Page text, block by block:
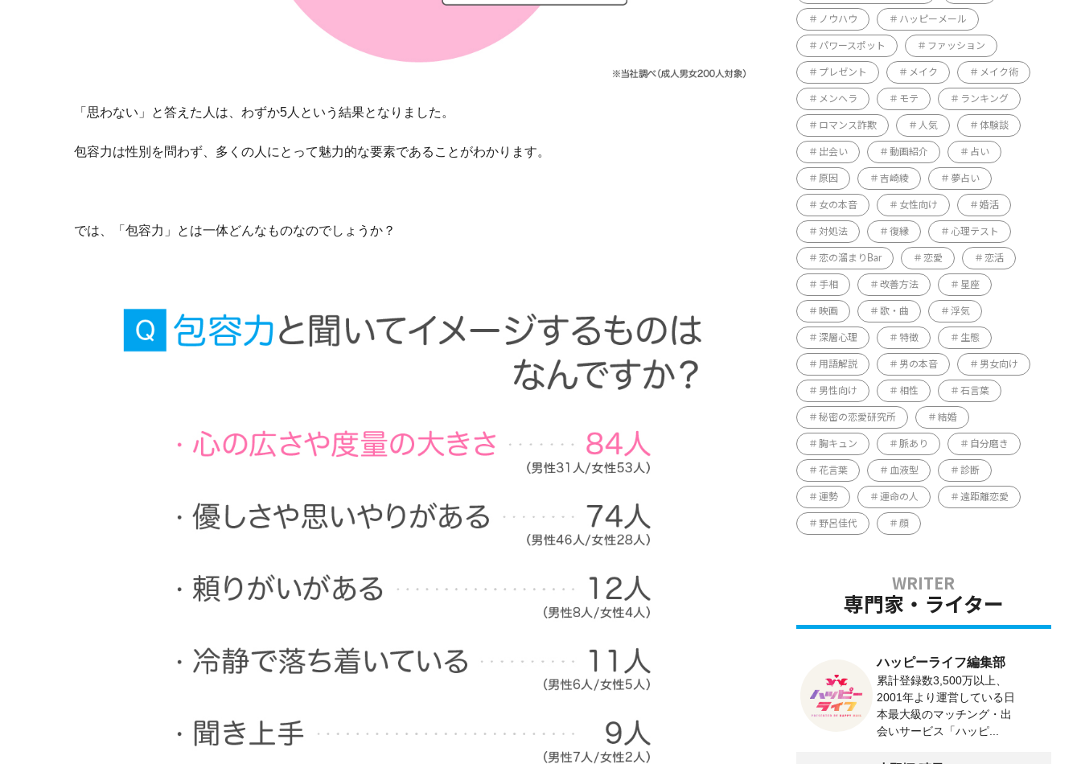
「思わない」と答えた人は、わずか5人という結果となりました。
包容力は性別を問わず、多くの人にとって魅力的な要素であることがわかります。
では、「包容力」とは一体どんなものなのでしょうか？
ノウハウ ハッピーメール
パワースポット ファッション
プレゼント メイク メイク術
メンヘラ モテ ランキング
ロマンス詐欺 人気 体験談
出会い 動画紹介 占い
原因 吉崎綾 夢占い
女の本音 女性向け 婚活
対処法 復縁 心理テスト
恋の溜まりBar 恋愛 恋活
手相 改善方法 星座
映画 歌・曲 浮気
深層心理 特徴 生態
用語解説 男の本音 男女向け
男性向け 相性 石言葉
秘密の恋愛研究所 結婚
胸キュン 脈あり 自分磨き
花言葉 血液型 診断
運勢 運命の人 遠距離恋愛
野呂佳代 顔
専門家・ライター
ハッピーライフ編集部
累計登録数3,500万以上、
2001年より運営している日
本最大級のマッチング・出
会いサービス「ハッピ...